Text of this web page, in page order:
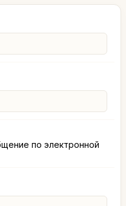
по электронной